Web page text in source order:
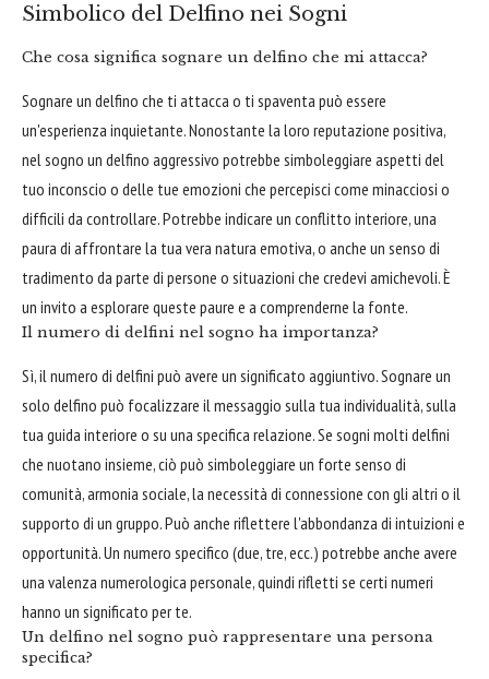
Simbolico del Delfino nei Sogni
Che cosa significa sognare un delfino che mi attacca?
Sognare un delfino che ti attacca o ti spaventa può essere
un'esperienza inquietante. Nonostante la loro reputazione positiva,
nel sogno un delfino aggressivo potrebbe simboleggiare aspetti del
tuo inconscio o delle tue emozioni che percepisci come minacciosi o
difficili da controllare. Potrebbe indicare un conflitto interiore, una
paura di affrontare la tua vera natura emotiva, o anche un senso di
tradimento da parte di persone o situazioni che credevi amichevoli. È
un invito a esplorare queste paure e a comprenderne la fonte.
Il numero di delfini nel sogno ha importanza?
Sì, il numero di delfini può avere un significato aggiuntivo. Sognare un
solo delfino può focalizzare il messaggio sulla tua individualità, sulla
tua guida interiore o su una specifica relazione. Se sogni molti delfini
che nuotano insieme, ciò può simboleggiare un forte senso di
comunità, armonia sociale, la necessità di connessione con gli altri o il
supporto di un gruppo. Può anche riflettere l'abbondanza di intuizioni e
opportunità. Un numero specifico (due, tre, ecc.) potrebbe anche avere
una valenza numerologica personale, quindi rifletti se certi numeri
hanno un significato per te.
Un delfino nel sogno può rappresentare una persona
specifica?